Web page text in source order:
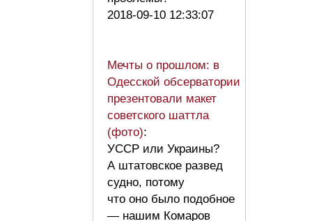
2018-09-10 12:33:07
Мечты о прошлом: в
Одесской обсерватории
презентовали макет
советского шаттла
(фото):
УССР или Украины?
А штатовское развед
судно, потому
что оно было подобное
— нашим Комаров